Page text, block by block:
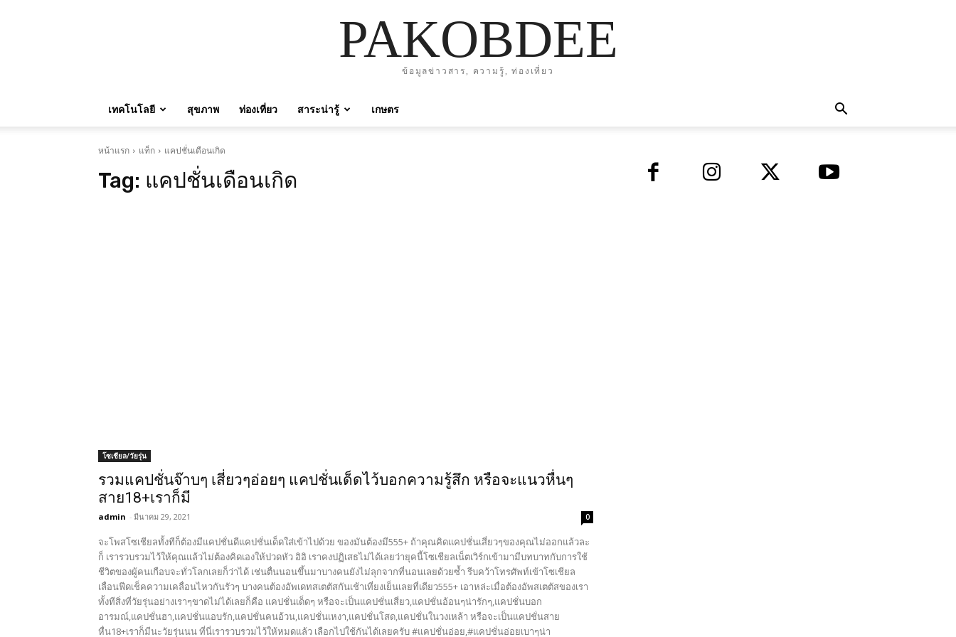
PAKOBDEE
ข้อมูลข่าวสาร, ความรู้, ท่องเที่ยว
เทคโนโลยี สุขภาพ ท่องเที่ยว สาระน่ารู้ เกษตร
หน้าแรก แท็ก แคปชั่นเดือนเกิด
Tag: แคปชั่นเดือนเกิด
โซเชียล/วัยรุ่น
รวมแคปชั่นจ๊าบๆ เสี่ยวๆอ่อยๆ แคปชั่นเด็ดไว้บอกความรู้สึก หรือจะแนวหื่นๆ
สาย18+เราก็มี
admin - มีนาคม 29, 2021 0
จะโพสโซเชียลทั้งทีก็ต้องมีแคปชั่นดีแคปชั่นเด็ดใส่เข้าไปด้วย ของมันต้องมี555+ ถ้าคุณคิดแคปชั่นเสี่ยวๆของคุณไม่ออกแล้วละ
ก็ เรารวบรวมไว้ให้คุณแล้วไม่ต้องคิดเองให้ปวดหัว อิอิ เราคงปฏิเสธไม่ได้เลยว่ายุคนี้โซเชียลเน็ตเวิร์กเข้ามามีบทบาทกับการใช้
ชีวิตของผู้คนเกือบจะทั่วโลกเลยก็ว่าได้ เช่นตื่นนอนขึ้นมาบางคนยังไม่ลุกจากที่นอนเลยด้วยซ้ำ รีบคว้าโทรศัพท์เข้าโซเชียล
เลื่อนฟีดเช็คความเคลื่อนไหวกันรัวๆ บางคนต้องอัพเดทสเตตัสกันเช้าเที่ยงเย็นเลยที่เดียว555+ เอาหล่ะเมื่อต้องอัพสเตตัสของเรา
ทั้งทีสิ่งที่วัยรุ่นอย่างเราๆขาดไม่ได้เลยก็คือ แคปชั่นเด็ดๆ หรือจะเป็นแคปชั่นเสี่ยว,แคปชั่นอ้อนๆน่ารักๆ,แคปชั่นบอก
อารมณ์,แคปชั่นฮา,แคปชั่นแอบรัก,แคปชั่นคนอ้วน,แคปชั่นเหงา,แคปชั่นโสด,แคปชั่นในวงเหล้า หรือจะเป็นแคปชั่นสาย
หื่น18+เราก็มีนะวัยรุ่นนน ที่นี่เรารวบรวมไว้ให้หมดแล้ว เลือกไปใช้กันได้เลยครับ #แคปชั่นอ่อย,#แคปชั่นอ่อยเบาๆน่า